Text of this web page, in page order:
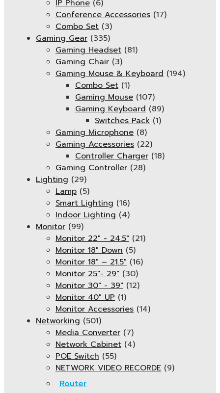
IP Phone (6)
Conference Accessories (17)
Combo Set (3)
Gaming Gear (335)
Gaming Headset (81)
Gaming Chair (3)
Gaming Mouse & Keyboard (194)
Combo Set (1)
Gaming Mouse (107)
Gaming Keyboard (89)
Switches Pack (1)
Gaming Microphone (8)
Gaming Accessories (22)
Controller Charger (18)
Gaming Controller (28)
Lighting (29)
Lamp (5)
Smart Lighting (16)
Indoor Lighting (4)
Monitor (99)
Monitor 22" - 24.5" (21)
Monitor 18" Down (5)
Monitor 18″ – 21.5″ (16)
Monitor 25''- 29" (30)
Monitor 30" - 39" (12)
Monitor 40" UP (1)
Monitor Accessories (14)
Networking (501)
Media Converter (7)
Network Cabinet (4)
POE Switch (55)
NETWORK VIDEO RECORDE (9)
Router